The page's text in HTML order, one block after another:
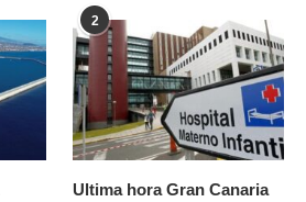
2
Ultima hora Gran Canaria